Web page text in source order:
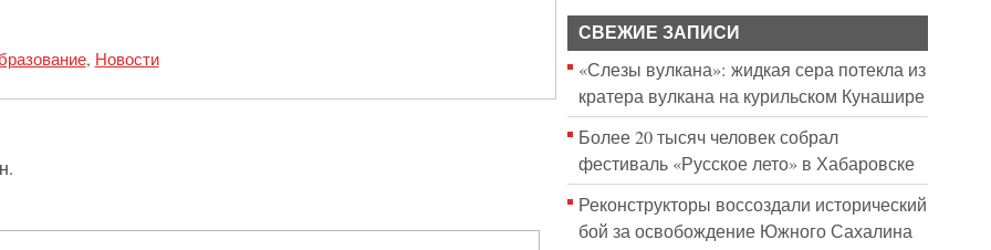
, Новости
СВЕЖИЕ ЗАПИСИ
«Слезы вулкана»: жидкая сера потекла из
кратера вулкана на курильском Кунашире
Более 20 тысяч человек собрал
фестиваль «Русское лето» в Хабаровске
Реконструкторы воссоздали исторический
бой за освобождение Южного Сахалина